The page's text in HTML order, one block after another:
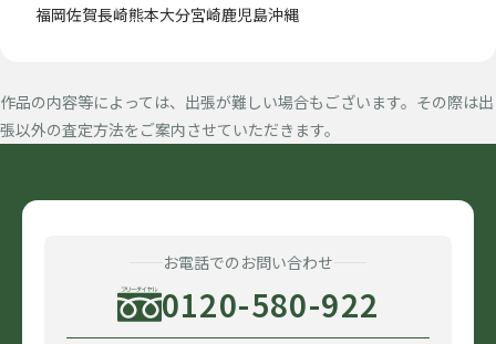
福岡佐賀長崎熊本大分宮崎鹿児島沖縄
作品の内容等によっては、出張が難しい場合もございます。その際は出
張以外の査定方法をご案内させていただきます。
お電話でのお問い合わせ
0120-580-922